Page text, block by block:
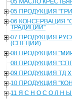
05 МАСЛО
05 ПРОДУКЦИЯ
06 КОНСЕРВАЦИЯ
ТРАДИЦИИ"
07 ПРОДУКЦИЯ
(СПЕЦИИ)
08 ПРОДУКЦИЯ
08 ПРОДУКЦИЯ
09 ПРОДУКЦИЯ ТД
10 ПРОДУКЦИЯ
11 Я С Н О С О Л Н